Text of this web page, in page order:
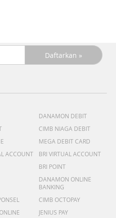
DANAMON DEBIT
CIMB NIAGA DEBIT
MEGA DEBIT CARD
ACCOUNT
BRI VIRTUAL ACCOUNT
BRI POINT
DANAMON ONLINE
BANKING
CIMB OCTOPAY
JENIUS PAY